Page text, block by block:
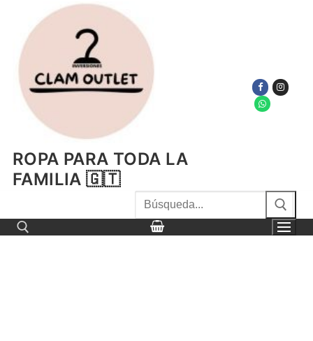
contenido
ROPA PARA TODA LA
FAMILIA 🇬🇹
Buscar
por: